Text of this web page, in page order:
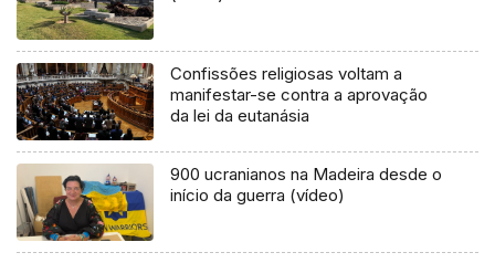
Confissões religiosas voltam a
manifestar-se contra a aprovação
da lei da eutanásia
900 ucranianos na Madeira desde o
início da guerra (vídeo)